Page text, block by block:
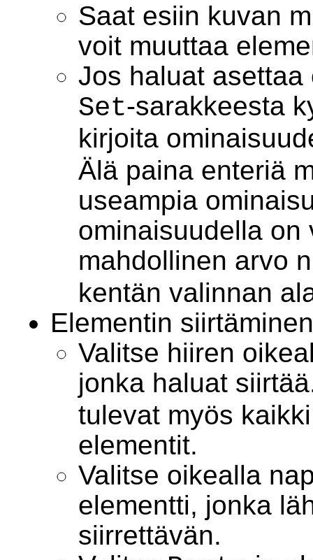
Saat esiin kuvan
voit muuttaa
Jos haluat
Set-sarakkeesta
kirjoita
Älä paina enteriä
useampia
ominaisuudella on
mahdollinen arvo
kentän valinnan
Elementin siirtäminen
Valitse hiiren
jonka haluat
tulevat myös
elementit.
Valitse oikealla
elementti, jonka
siirrettävän.